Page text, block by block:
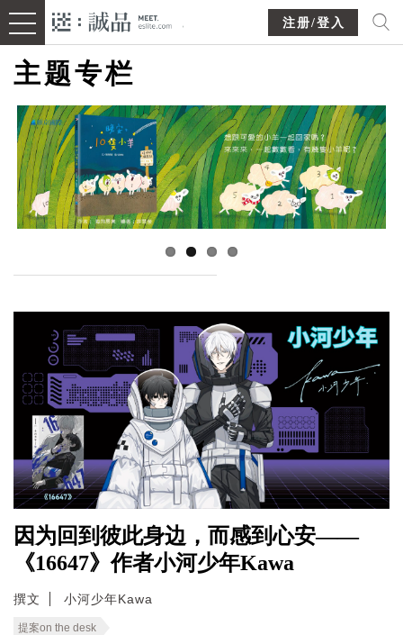
注册/登入
主题专栏
因为回到彼此身边，而感到心安——
《16647》作者小河少年Kawa
撰文 小河少年Kawa
提案on the desk